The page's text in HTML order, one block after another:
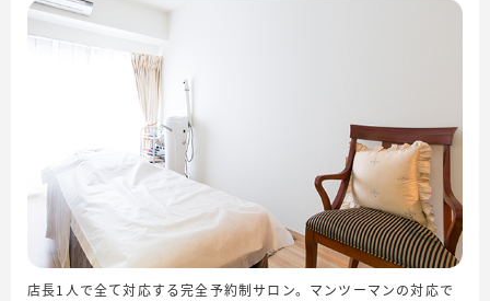
店長1人で全て対応する完全予約制サロン。マンツーマンの対応で